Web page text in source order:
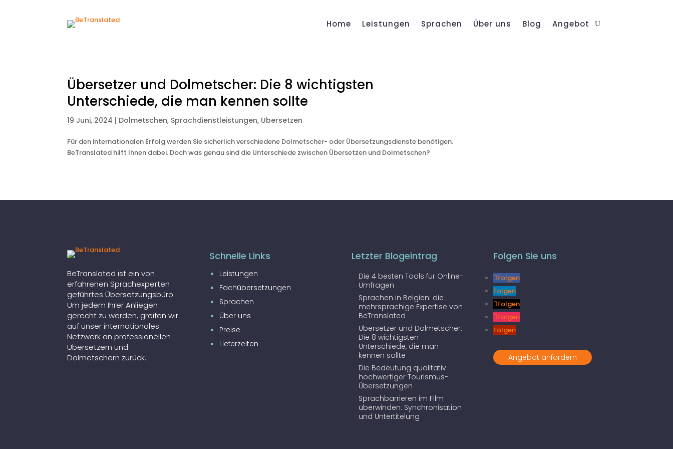
Home Leistungen Sprachen Über uns Blog Angebot
Übersetzer und Dolmetscher: Die 8 wichtigsten
Unterschiede, die man kennen sollte
19 Juni, 2024 | Dolmetschen, Sprachdienstleistungen, Übersetzen
Für den internationalen Erfolg werden Sie sicherlich verschiedene Dolmetscher- oder Übersetzungsdienste benötigen.
BeTranslated hilft Ihnen dabei. Doch was genau sind die Unterschiede zwischen Übersetzen und Dolmetschen?
BeTranslated ist ein von
erfahrenen Sprachexperten
geführtes Übersetzungsbüro.
Um jedem Ihrer Anliegen
gerecht zu werden, greifen wir
auf unser internationales
Netzwerk an professionellen
Übersetzern und
Dolmetschern zurück.
Schnelle Links
Leistungen
Fachübersetzungen
Sprachen
Über uns
Preise
Lieferzeiten
Letzter Blogeintrag
Die 4 besten Tools für Online-
Umfragen
Sprachen in Belgien: die
mehrsprachige Expertise von
BeTranslated
Übersetzer und Dolmetscher:
Die 8 wichtigsten
Unterschiede, die man
kennen sollte
Die Bedeutung qualitativ
hochwertiger Tourismus-
Übersetzungen
Sprachbarrieren im Film
überwinden: Synchronisation
und Untertitelung
Folgen Sie uns
Folgen
Folgen
Folgen
Folgen
Folgen
Angebot anfordern